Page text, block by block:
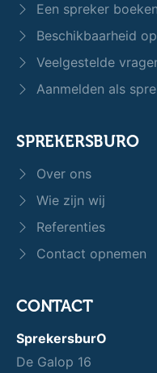
Een spreker boeken
Beschikbaarheid
Veelgestelde
Aanmelden als
SPREKERSBURO
Over ons
Wie zijn wij
Referenties
Contact opnemen
CONTACT
SprekersburO
De Galop 16